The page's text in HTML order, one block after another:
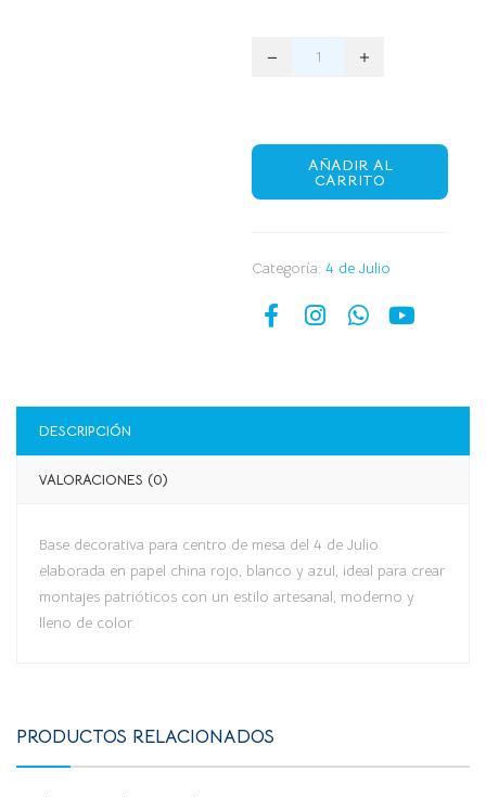
AÑADIR AL
CARRITO
Categoría:4 de Julio
DESCRIPCIÓN
VALORACIONES (0)
Base decorativa para centro de mesa del 4 de Julio
elaborada en papel china rojo, blanco y azul, ideal para crear
montajes patrióticos con un estilo artesanal, moderno y
lleno de color.
PRODUCTOS RELACIONADOS